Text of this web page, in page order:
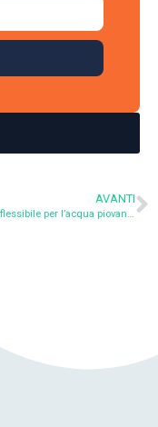
AVANTI
Serbatoio flessibile per l’acqua piovana: vi diciamo cosa è vero e cosa no!